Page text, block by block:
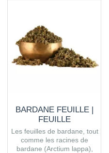
BARDANE FEUILLE |
FEUILLE
Les feuilles de bardane, tout
comme les racines de
bardane (Arctium lappa),